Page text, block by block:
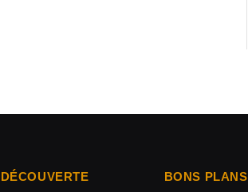
DÉCOUVERTE BONS PLANS